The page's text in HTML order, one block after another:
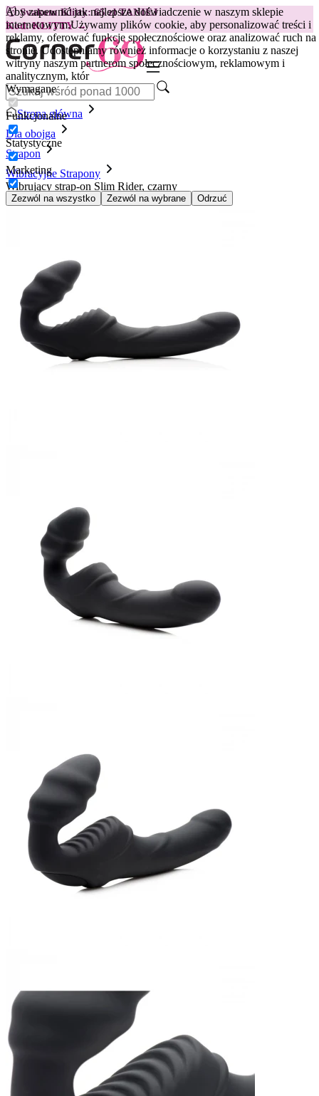
Aby zapewnić jak najlepsze doświadczenie w naszym sklepie
internetowym.Używamy plików cookie, aby personalizować treści i
reklamy, oferować funkcje społecznościowe oraz analizować ruch na
stronie. Udostępniamy również informacje o korzystaniu z naszej
witryny naszym partnerom społecznościowym, reklamowym i
analitycznym, któr
Wymagane
Funkcjonalne
Statystyczne
Marketing
Zezwól na wszystko Zezwól na wybrane Odrzuć
😽Svakom Klitty: 65 zł TANIEJ
Kod: KLITTY →
Strona główna
Dla obojga
Strapon
Wibracyjne Strapony
Wibrujący strap-on Slim Rider, czarny